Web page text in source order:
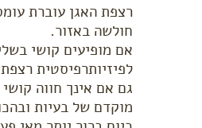
רצפת האגן עוברת
חולשה באזור.
אם מופיעים קושי
לפיזיותרפיסטית
גם אם אינך חווה
מוקדם של בעיות